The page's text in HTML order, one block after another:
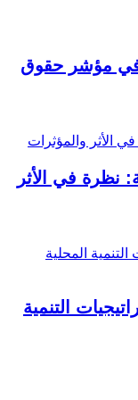
في مؤشر حقوق
نظرة في الأثر
التنمية